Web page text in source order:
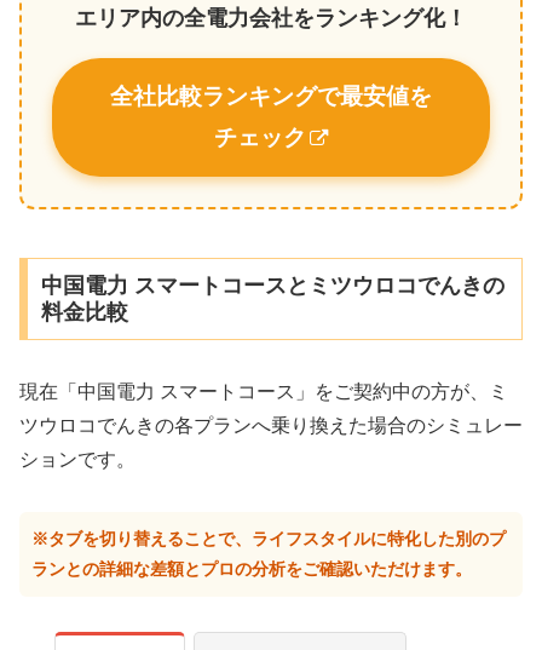
エリア内の全電力会社をランキング化！
全社比較ランキングで最安値を
チェック
中国電力 スマートコースとミツウロコでんきの
料金比較
現在「中国電力 スマートコース」をご契約中の方が、ミ
ツウロコでんきの各プランへ乗り換えた場合のシミュレー
ションです。
※タブを切り替えることで、ライフスタイルに特化した別のプ
ランとの詳細な差額とプロの分析をご確認いただけます。